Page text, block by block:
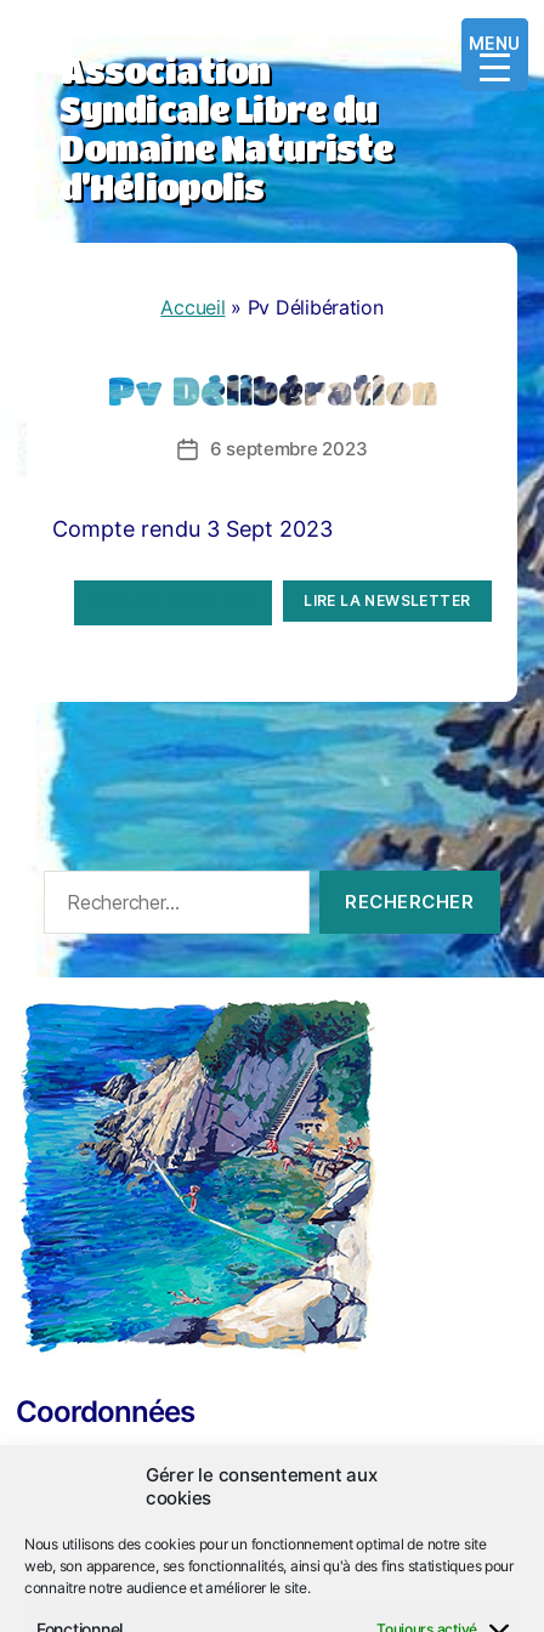
Gérer le consentement aux
cookies
Nous utilisons des cookies pour un fonctionnement optimal de notre site
web, son apparence, ses fonctionnalités, ainsi qu'à des fins statistiques pour
connaitre notre audience et améliorer le site.
Toujours activé
Association
Syndicale Libre du
Domaine Naturiste
d’Héliopolis
Accueil » Pv Délibération
Pv Délibération
Date6 septembre 2023
Compte rendu 3 Sept 2023
LIRE LA NEWSLETTER
Coordonnées
ASL Héliopolis
663 corniche de l'Arbousier
83400 Hyères
MENU
MENU
MENU